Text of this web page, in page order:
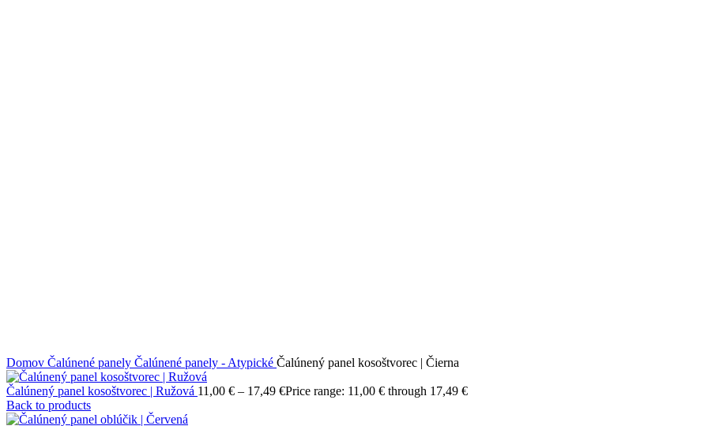
Domov Čalúnené panely Čalúnené panely - Atypické Čalúnený panel kosoštvorec | Čierna
Čalúnený panel kosoštvorec | Ružová 11,00 € – 17,49 €Price range: 11,00 € through 17,49 €
Back to products